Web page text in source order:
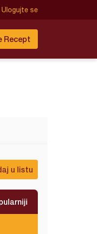
Ulogujte se
Recept
u listu